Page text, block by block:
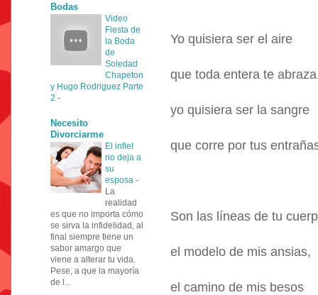
Yo quisiera ser el aire
que toda entera te
yo quisiera ser la sangre
que corre por tus
Son las líneas de tu
el modelo de mis ansias,
el camino de mis besos
Bodas
Video
Fiesta de
la Boda
de
Soledad
Chapeton
y Hugo Rodriguez Parte
2 -
Necesito
Divorciarme
El infiel
no deja a
su
esposa -
La
realidad
es que no importa cómo
se sirva la infidelidad, al
final siempre tiene un
sabor amargo que
viene a alterar tu vida.
Pese, a que la mayoría
de l...